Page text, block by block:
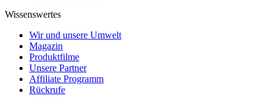
Wissenswertes
Wir und unsere Umwelt
Magazin
Produktfilme
Unsere Partner
Affiliate Programm
Rückrufe